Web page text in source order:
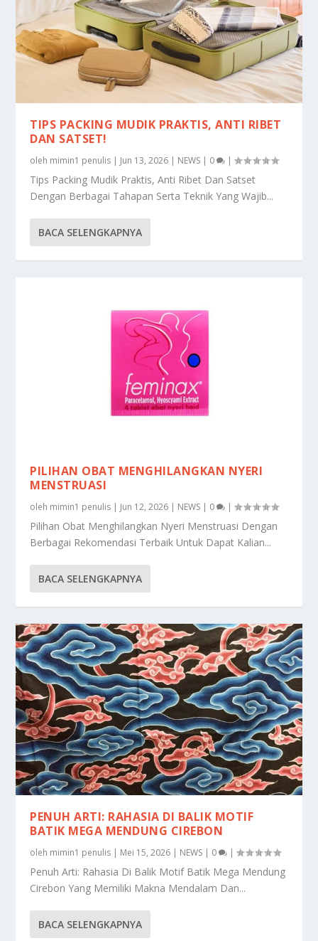
TIPS PACKING MUDIK PRAKTIS, ANTI RIBET
DAN SATSET!
oleh mimin1 penulis | Jun 13, 2026 | NEWS | 0 |
Tips Packing Mudik Praktis, Anti Ribet Dan Satset
Dengan Berbagai Tahapan Serta Teknik Yang Wajib...
BACA SELENGKAPNYA
PILIHAN OBAT MENGHILANGKAN NYERI
MENSTRUASI
oleh mimin1 penulis | Jun 12, 2026 | NEWS | 0 |
Pilihan Obat Menghilangkan Nyeri Menstruasi Dengan
Berbagai Rekomendasi Terbaik Untuk Dapat Kalian...
BACA SELENGKAPNYA
PENUH ARTI: RAHASIA DI BALIK MOTIF
BATIK MEGA MENDUNG CIREBON
oleh mimin1 penulis Mei 15, 2026 NEWS 0 |
Penuh Arti: Rahasia Di Balik Motif Batik Mega Mendung
Cirebon Yang Memiliki Makna Mendalam Dan...
BACA SELENGKAPNYA